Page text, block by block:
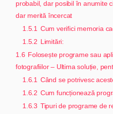
probabil, dar posibil în anumite
dar merită încercat
1.5.1 Cum verifici memoria
1.5.2 Limitări:
1.6 Folosește programe sau
fotografiilor – Ultima soluție,
1.6.1 Când se potrivesc
1.6.2 Cum funcționează
1.6.3 Tipuri de programe de